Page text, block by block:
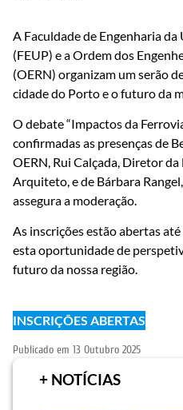
A Faculdade de Engenharia
(FEUP) e a Ordem dos
(OERN) organizam um serão
cidade do Porto e o futuro da
O debate “Impactos da
confirmadas as presenças de
OERN, Rui Calçada, Diretor da
Arquiteto, e de Bárbara
assegura a moderação.
As inscrições estão abertas
esta oportunidade de
futuro da nossa região.
INSCRIÇÕES ABERTAS
Publicado em 13 Outubro 2025
+ NOTÍCIAS